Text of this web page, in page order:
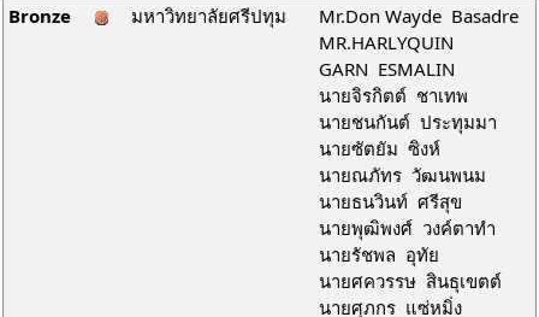
Bronze
มหาวิทยาลัยศรีปทุม
Mr.Don Wayde Basadre
MR.HARLYQUIN
GARN ESMALIN
นายจิรกิตต์ ชาเทพ
นายชนกันต์ ประทุมมา
นายซัตยัม ซิงห์
นายณภัทร วัฒนพนม
นายธนวินท์ ศรีสุข
นายพุฒิพงศ์ วงค์ตาทำ
นายรัชพล อุทัย
นายศควรรษ สินธุเขตต์
นายศุภกร แซ่หมิ่ง